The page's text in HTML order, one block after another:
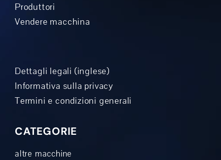
Produttori
Vendere macchina
Dettagli legali (inglese)
Informativa sulla privacy
Termini e condizioni generali
CATEGORIE
altre macchine